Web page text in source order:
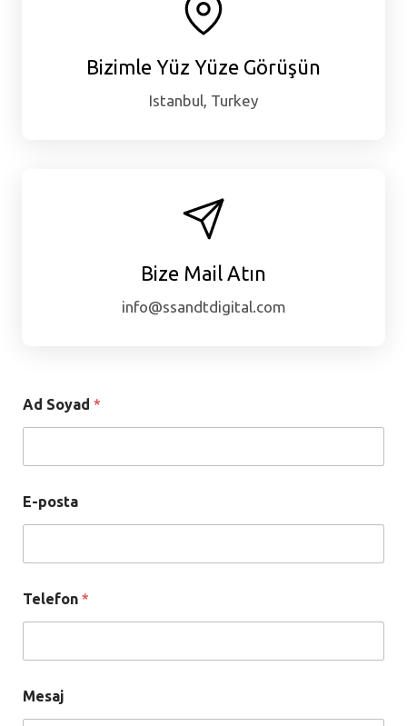
Bizimle Yüz Yüze Görüşün
Istanbul, Turkey
Bize Mail Atın
info@ssandtdigital.com
Ad Soyad *
E-posta
Telefon *
-
p
Mesaj